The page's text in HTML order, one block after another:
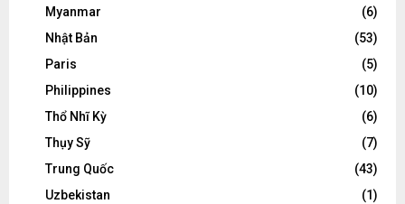
Myanmar
(6)
Nhật Bản
(53)
Paris
(5)
Philippines
(10)
Thổ Nhĩ Kỳ
(6)
Thụy Sỹ
(7)
Trung Quốc
(43)
Uzbekistan
(1)